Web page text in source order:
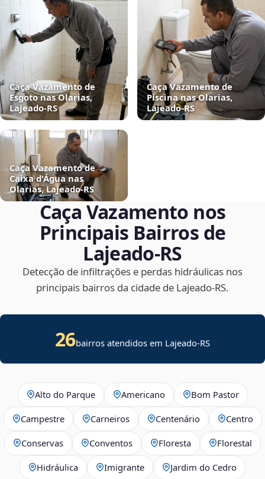
Caça Vazamento de
Esgoto nas Olarias,
Lajeado‑RS
Caça Vazamento de
Piscina nas Olarias,
Lajeado‑RS
Caça Vazamento de
Caixa d'Água nas
Olarias, Lajeado‑RS
Caça Vazamento nos
Principais Bairros de
Lajeado‑RS
Detecção de infiltrações e perdas hidráulicas nos
principais bairros da cidade de Lajeado‑RS.
26bairros atendidos em Lajeado-RS
Alto do Parque Americano Bom Pastor
Campestre Carneiros Centenário Centro
Conservas Conventos Floresta Florestal
Hidráulica Imigrante Jardim do Cedro